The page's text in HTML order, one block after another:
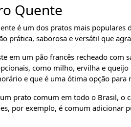
Quente
é um dos pratos mais populares
prática, saborosa e versátil que
em um pão francês recheado com
como milho, ervilha e
e que é uma ótima opção para
prato comum em todo o Brasil, o
por exemplo, é comum adicionar